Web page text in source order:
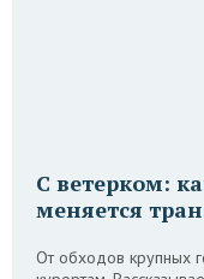
С ветерком:
меняется
От обходов крупных